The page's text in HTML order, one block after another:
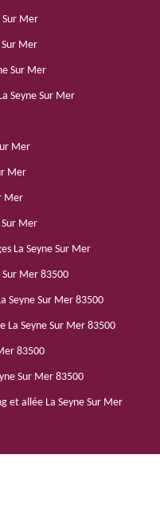
Sur Mer
Mer
Sur Mer
Seyne Sur Mer
Mer
Mer
Mer
Sur Mer
La Seyne Sur Mer
Sur Mer 83500
Seyne Sur Mer 83500
La Seyne Sur Mer 83500
83500
Sur Mer 83500
et allée La Seyne Sur Mer